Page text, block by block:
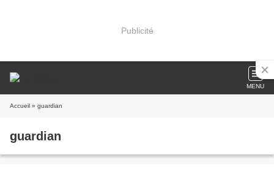
Publicité
MENU
Accueil » guardian
guardian